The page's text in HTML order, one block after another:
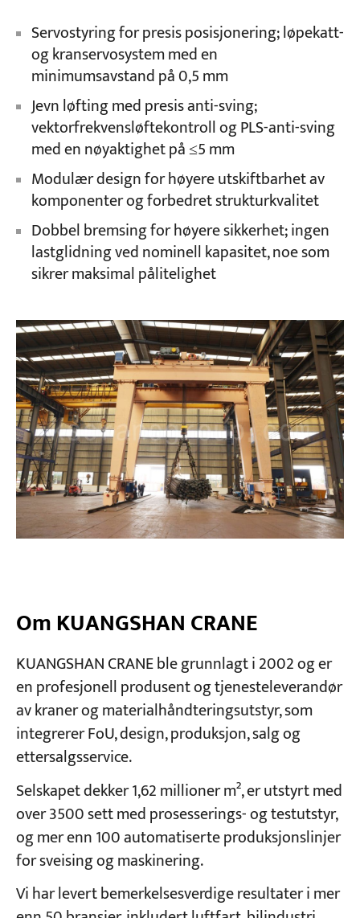
Servostyring for presis posisjonering; løpekatt-
og kranservosystem med en
minimumsavstand på 0,5 mm
Jevn løfting med presis anti-sving;
vektorfrekvensløftekontroll og PLS-anti-sving
med en nøyaktighet på ≤5 mm
Modulær design for høyere utskiftbarhet av
komponenter og forbedret strukturkvalitet
Dobbel bremsing for høyere sikkerhet; ingen
lastglidning ved nominell kapasitet, noe som
sikrer maksimal pålitelighet
Om KUANGSHAN CRANE
KUANGSHAN CRANE ble grunnlagt i 2002 og er
en profesjonell produsent og tjenesteleverandør
av kraner og materialhåndteringsutstyr, som
integrerer FoU, design, produksjon, salg og
ettersalgsservice.
Selskapet dekker 1,62 millioner m², er utstyrt med
over 3500 sett med prosesserings- og testutstyr,
og mer enn 100 automatiserte produksjonslinjer
for sveising og maskinering.
Vi har levert bemerkelsesverdige resultater i mer